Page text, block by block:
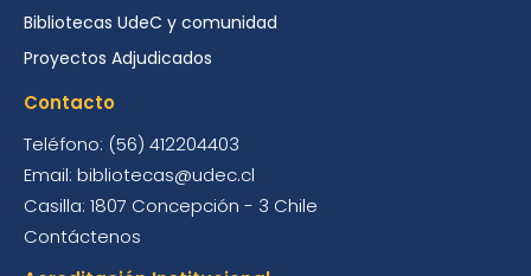
Bibliotecas UdeC y comunidad
Proyectos Adjudicados
Contacto
Teléfono: (56) 412204403
Email: bibliotecas@udec.cl
Casilla: 1807 Concepción - 3 Chile
Contáctenos